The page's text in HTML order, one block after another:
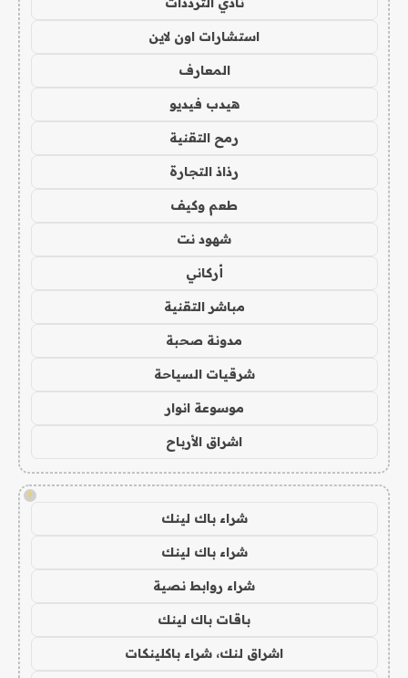
استشارات اون لاين
المعارف
هيدب فيديو
رمح التقنية
رذاذ التجارة
طعم وكيف
شهود نت
أركاني
مباشر التقنية
مدونة صحبة
شرقيات السياحة
موسوعة انوار
اشراق الأرباح
!
شراء باك لينك
شراء باك لينك
شراء روابط نصية
باقات باك لينك
اشراق لنك، شراء باكلينكات